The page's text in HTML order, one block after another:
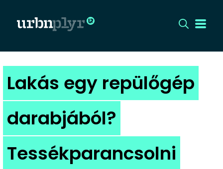
CÍMLAP
DIZÁJN
DIVAT
HIP
Lakás egy repülőgép
darabjából?
Tessékparancsolni